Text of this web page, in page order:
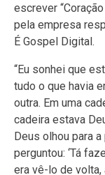
escrever
pela empresa
É Gospel Digital.
“Eu sonhei que
tudo o que havia
outra. Em uma
cadeira estava
Deus olhou para
perguntou: ‘Tá
era vê-lo de